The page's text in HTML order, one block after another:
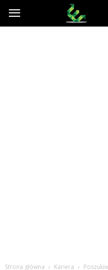
epce.org.pl
Strona główna Kariera